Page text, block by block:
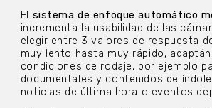
El sistema de enfoque automático
incrementa la usabilidad de las
elegir entre 3 valores de respuesta
muy lento hasta muy rápido,
condiciones de rodaje, por ejemplo
documentales y contenidos de
noticias de última hora o eventos